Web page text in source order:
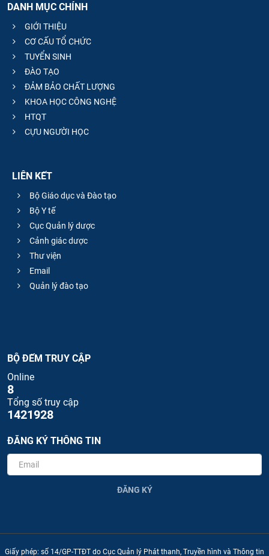
DANH MỤC CHÍNH
GIỚI THIỆU
CƠ CẤU TỔ CHỨC
TUYỂN SINH
ĐÀO TẠO
ĐẢM BẢO CHẤT LƯỢNG
KHOA HỌC CÔNG NGHỆ
HTQT
CỰU NGƯỜI HỌC
LIÊN KẾT
Bộ Giáo dục và Đào tạo
Bộ Y tế
Cục Quản lý dược
Cảnh giác dược
Thư viện
Email
Quản lý đào tạo
BỘ ĐẾM TRUY CẬP
Online
8
Tổng số truy cập
1421928
ĐĂNG KÝ THÔNG TIN
ĐĂNG KÝ
Giấy phép: số 14/GP-TTĐT do Cục Quản lý Phát thanh, Truyền hình và Thông tin